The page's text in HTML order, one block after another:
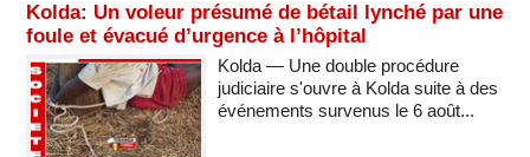
Kolda: Un voleur présumé de bétail lynché par une
foule et évacué d’urgence à l’hôpital
Kolda — Une double procédure
judiciaire s'ouvre à Kolda suite à des
événements survenus le 6 août...